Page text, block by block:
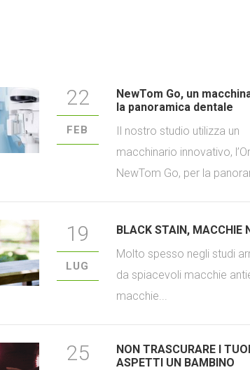
22
FEB
NewTom Go, un
la panoramica dentale
Il nostro studio utilizza un
macchinario innovativo,
NewTom Go, per la
19
LUG
BLACK STAIN, MACCHIE
Molto spesso negli studi
da spiacevoli macchie
macchie...
25
NON TRASCURARE I
ASPETTI UN BAMBINO